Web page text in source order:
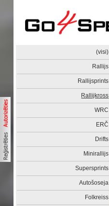
(visi)
Rallijs
Rallijsprints
Rallijkross
WRC
ERČ
Drifts
Minirallijs
Supersprints
Autošoseja
Folkreiss